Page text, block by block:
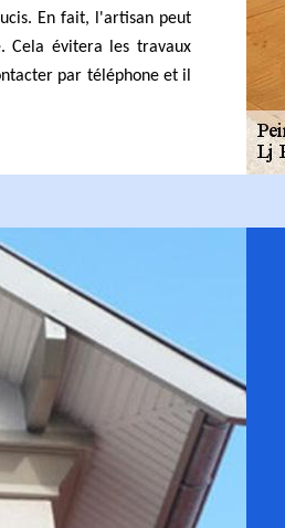
En fait, l'artisan peut
Cela évitera les travaux
par téléphone et il